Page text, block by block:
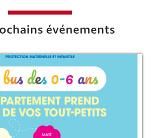
événements